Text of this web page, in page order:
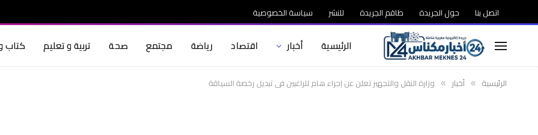
اتصل بنا حول الجريدة طاقم الجريدة للنشر سياسة الخصوصية
الرئيسية أخبار اقتصاد رياضة مجتمع صحة تربية و تعليم كتاب
الرئيسية » أخبار » وزارة النقل والتجهيز تعلن عن إجراء هام للراغبين في تبديل رخصة السياقة